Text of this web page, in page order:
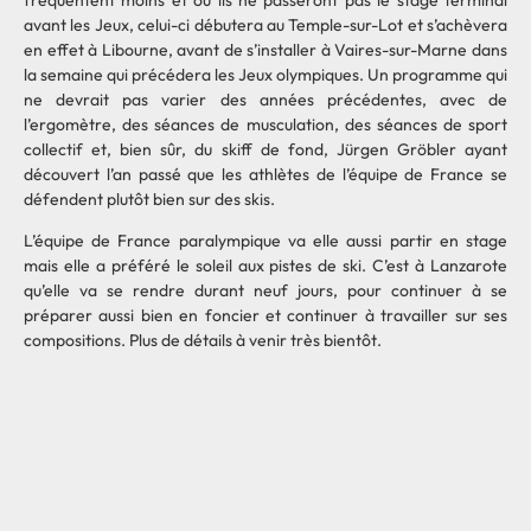
avant les Jeux, celui-ci débutera au Temple-sur-Lot et s’achèvera
en effet à Libourne, avant de s’installer à Vaires-sur-Marne dans
la semaine qui précédera les Jeux olympiques. Un programme qui
ne devrait pas varier des années précédentes, avec de
l’ergomètre, des séances de musculation, des séances de sport
collectif et, bien sûr, du skiff de fond, Jürgen Gröbler ayant
découvert l’an passé que les athlètes de l’équipe de France se
défendent plutôt bien sur des skis.
L’équipe de France paralympique va elle aussi partir en stage
mais elle a préféré le soleil aux pistes de ski. C’est à Lanzarote
qu’elle va se rendre durant neuf jours, pour continuer à se
préparer aussi bien en foncier et continuer à travailler sur ses
compositions. Plus de détails à venir très bientôt.